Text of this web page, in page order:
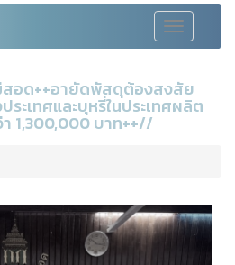
Toggle
navigation
อด++อายัดพัสดุต้องสงสัย
ระเทศและบุหรี่ในประเทศผลิต
1,300,000 บาท++//